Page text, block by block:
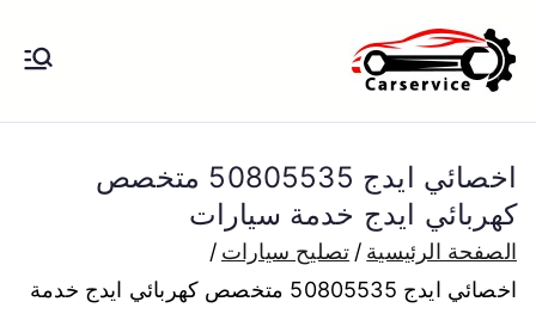
إلى
المحتوى
الكويت
بنشر متنقل الكويت كهرباء وبنشر تبديل
بارخص الاسعار
اخصائي ايدج 50805535 متخصص
كهربائي ايدج خدمة سيارات
الصفحة الرئيسية
تصليح سيارات
اخصائي ايدج 50805535 متخصص كهربائي ايدج خدمة